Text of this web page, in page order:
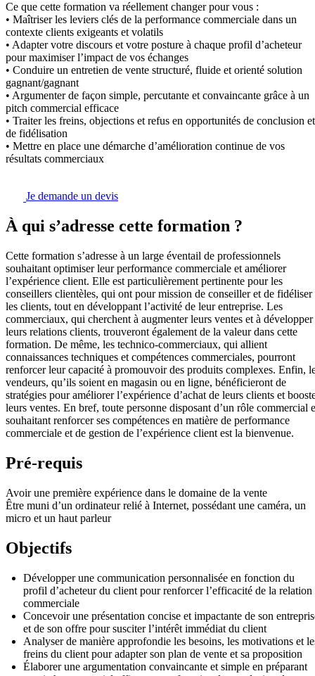
Ce que cette formation va réellement changer pour vous :
• Maîtriser les leviers clés de la performance commerciale dans un
contexte clients exigeants et volatils
• Adapter votre discours et votre posture à chaque profil d’acheteur
pour maximiser l’impact de vos échanges
• Conduire un entretien de vente structuré, fluide et orienté solution
gagnant/gagnant
• Argumenter de façon simple, percutante et convaincante grâce à un
pitch commercial efficace
• Traiter les freins, objections et refus en opportunités de conclusion et
de fidélisation
• Mettre en place une démarche d’amélioration continue de vos
résultats commerciaux
Je demande un devis
À qui s’adresse cette formation ?
Cette formation s’adresse à un large éventail de professionnels
souhaitant optimiser leur performance commerciale et améliorer
l’expérience client. Elle est particulièrement pertinente pour les
conseillers clientèles, qui ont pour mission de conseiller et de fidéliser
les clients, tout en développant l’activité de leur entreprise. Les
commerciaux, qui cherchent à augmenter leurs ventes et à développer
leurs relations clients, trouveront également de la valeur dans cette
formation. De même, les technico-commerciaux, qui allient
connaissances techniques et compétences commerciales, pourront
renforcer leur capacité à promouvoir des produits complexes. Enfin,
vendeurs, qu’ils soient en magasin ou en ligne, bénéficieront de
stratégies pour améliorer l’expérience d’achat de leurs clients et
leurs ventes. En bref, toute personne disposant d’un rôle commercial
souhaitant renforcer ses compétences en matière de performance
commerciale et de gestion de l’expérience client est la bienvenue.
Pré-requis
Avoir une première expérience dans le domaine de la vente
Être muni d’un ordinateur relié à Internet, possédant une caméra, un
micro et un haut parleur
Objectifs
Développer une communication personnalisée en fonction du
profil d’acheteur du client pour renforcer l’efficacité de la relation
commerciale
Concevoir une présentation concise et impactante de son
et de son offre pour susciter l’intérêt immédiat du client
Analyser de manière approfondie les besoins, les motivations et
freins du client pour adapter son plan de vente et sa proposition
Élaborer une argumentation convaincante et simple en préparant